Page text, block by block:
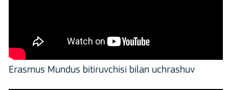
Erasmus Mundus bitiruvchisi bilan uchrashuv